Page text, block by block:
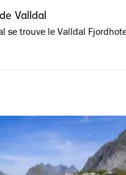
Valldal
se trouve le Valldal